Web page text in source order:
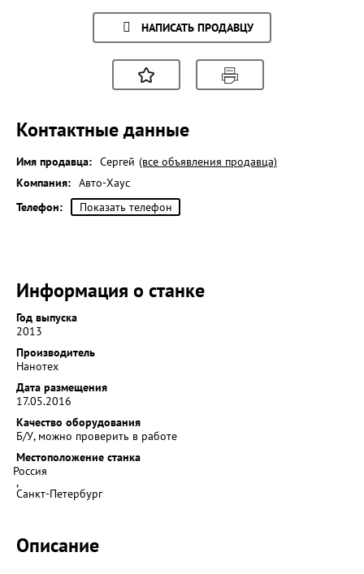
НАПИСАТЬ ПРОДАВЦУ
Контактные данные
Имя продавца: Сергей (все объявления продавца)
Компания: Авто-Хаус
Телефон:
Показать телефон
Информация о станке
Год выпуска
2013
Производитель
Нанотех
Дата размещения
17.05.2016
Качество оборудования
Б/У, можно проверить в работе
Местоположение станка
Россия
,
Санкт-Петербург
Описание